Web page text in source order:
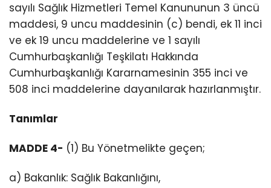
sayılı Sağlık Hizmetleri Temel Kanununun 3 üncü
maddesi, 9 uncu maddesinin (c) bendi, ek 11 inci
ve ek 19 uncu maddelerine ve 1 sayılı
Cumhurbaşkanlığı Teşkilatı Hakkında
Cumhurbaşkanlığı Kararnamesinin 355 inci ve
508 inci maddelerine dayanılarak hazırlanmıştır.
Tanımlar
MADDE 4- (1) Bu Yönetmelikte geçen;
a) Bakanlık: Sağlık Bakanlığını,